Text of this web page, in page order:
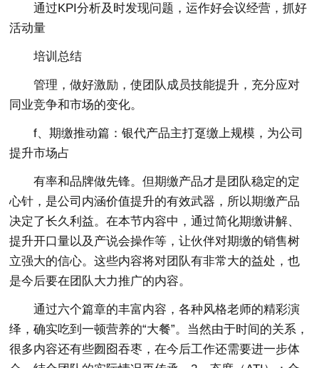
通过KPI分析及时发现问题，运作好会议经营，抓好
活动量
培训总结
管理，做好激励，使团队成员技能提升，充分应对
同业竞争和市场的变化。
f、期缴推动篇：银代产品主打趸缴上规模，为公司
提升市场占
有率和品牌做先锋。但期缴产品才是团队稳定的定
心针，是公司内涵价值提升的有效武器，所以期缴产品
决定了长久利益。在本节内容中，通过简化期缴讲解、
提升开口量以及产说会操作等，让伙伴对期缴的销售树
立强大的信心。这些内容将对团队有非常大的益处，也
是今后要在团队大力推广的内容。
通过六个篇章的丰富内容，各种风格老师的精彩演
绎，确实吃到一顿营养的“大餐”。当然由于时间的关系，
很多内容还有些囫囵吞枣，在今后工作还需要进一步体